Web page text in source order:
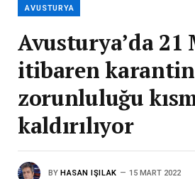
AVUSTURYA
Avusturya’da 21
itibaren
zorunluluğu
kaldırılıyor
BY HASAN IŞILAK 15 MART 2022